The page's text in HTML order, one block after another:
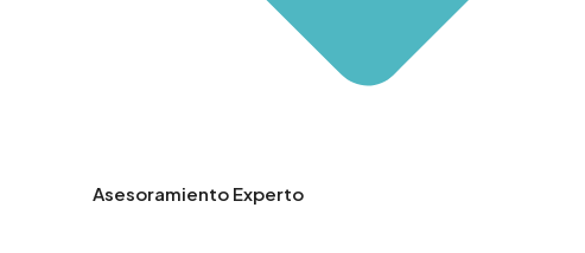
Asesoramiento Experto